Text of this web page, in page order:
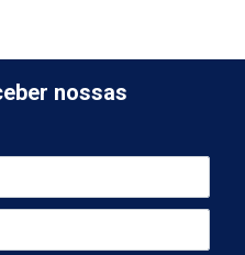
nossas